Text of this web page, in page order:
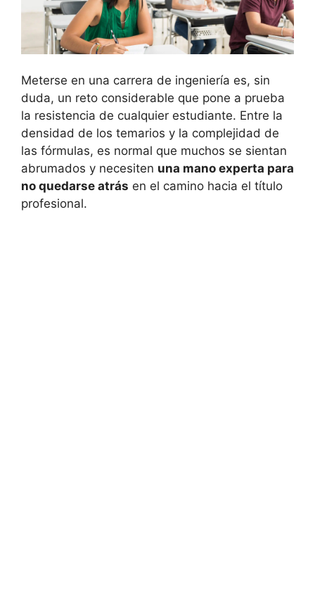
Meterse en una carrera de ingeniería es, sin
duda, un reto considerable que pone a prueba
la resistencia de cualquier estudiante. Entre la
densidad de los temarios y la complejidad de
las fórmulas, es normal que muchos se sientan
abrumados y necesiten una mano experta para
no quedarse atrás en el camino hacia el título
profesional.